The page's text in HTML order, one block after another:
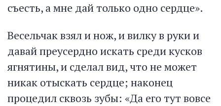
съесть, а мне дай только одно сердце».
Весельчак взял и нож, и вилку в руки и
давай преусердно искать среди кусков
ягнятины, и сделал вид, что не может
никак отыскать сердце; наконец
процедил сквозь зубы: «Да его тут вовсе